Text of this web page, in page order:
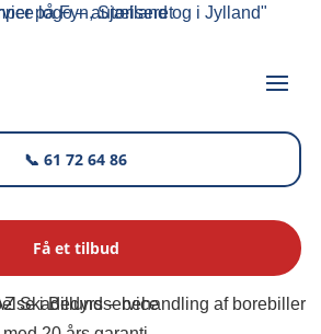
📞 61 72 64 86
Få et tilbud
Skadedyrsservice